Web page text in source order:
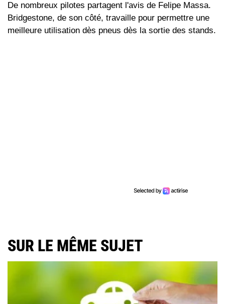
De nombreux pilotes partagent l'avis de Felipe Massa.
Bridgestone, de son côté, travaille pour permettre une
meilleure utilisation dès pneus dès la sortie des stands.
SUR LE MÊME SUJET